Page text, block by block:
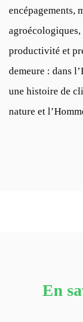
encépagements,
productivité et
demeure : dans
une histoire de
nature et
En